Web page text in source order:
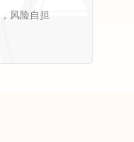
风险自担